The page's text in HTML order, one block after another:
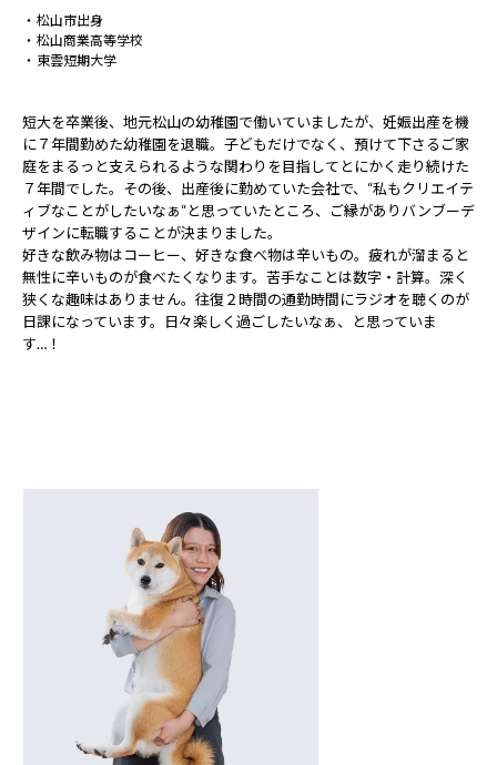
松山市出身
松山商業高等学校
東雲短期大学
短大を卒業後、地元松山の幼稚園で働いていましたが、妊娠出産を機
に７年間勤めた幼稚園を退職。子どもだけでなく、預けて下さるご家
庭をまるっと支えられるような関わりを目指してとにかく走り続けた
７年間でした。その後、出産後に勤めていた会社で、“私もクリエイテ
ィブなことがしたいなぁ“と思っていたところ、ご縁がありバンブーデ
ザインに転職することが決まりました。
好きな飲み物はコーヒー、好きな食べ物は辛いもの。疲れが溜まると
無性に辛いものが食べたくなります。苦手なことは数字・計算。深く
狭くな趣味はありません。往復２時間の通勤時間にラジオを聴くのが
日課になっています。日々楽しく過ごしたいなぁ、と思っていま
す…！